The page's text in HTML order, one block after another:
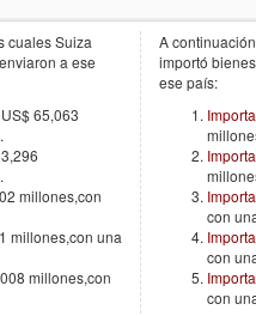
cualesSuiza
a ese
65,063
millones,con
millones,con una
millones,con
A
importó
ese país:
con
con
con